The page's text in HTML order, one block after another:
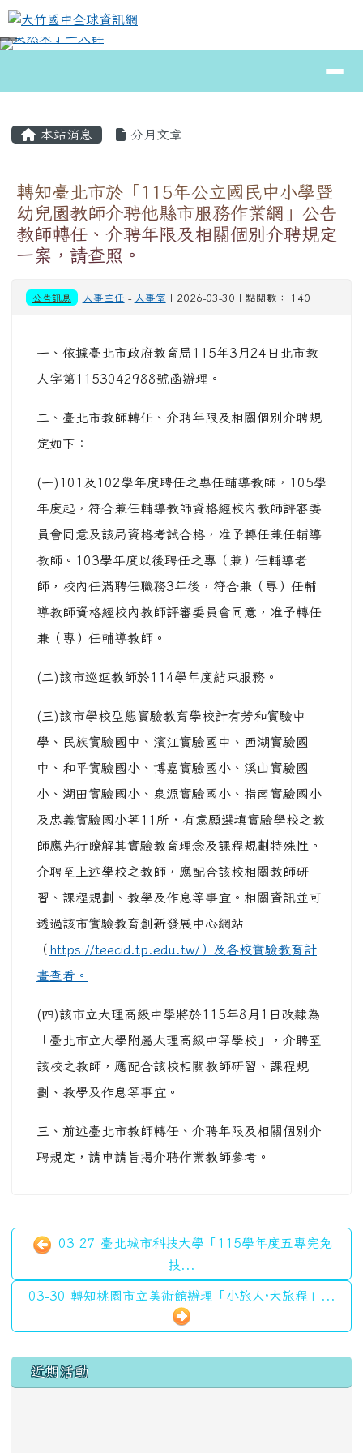
跳至主內容區
大竹國中全球資訊網
⏸
本站消息 分月文章
轉知臺北市於「115年公立國民中小學暨
幼兒園教師介聘他縣市服務作業網」公告
教師轉任、介聘年限及相關個別介聘規定
一案，請查照。
公告訊息 人事主任 - 人事室 | 2026-03-30 | 點閱數： 140
一、依據臺北市政府教育局115年3月24日北市教
人字第1153042988號函辦理。
二、臺北市教師轉任、介聘年限及相關個別介聘規
定如下：
(一)101及102學年度聘任之專任輔導教師，105學
年度起，符合兼任輔導教師資格經校內教師評審委
員會同意及該局資格考試合格，准予轉任兼任輔導
教師。103學年度以後聘任之專（兼）任輔導老
師，校內任滿聘任職務3年後，符合兼（專）任輔
導教師資格經校內教師評審委員會同意，准予轉任
兼（專）任輔導教師。
(二)該市巡迴教師於114學年度結束服務。
(三)該市學校型態實驗教育學校計有芳和實驗中
學、民族實驗國中、濱江實驗國中、西湖實驗國
中、和平實驗國小、博嘉實驗國小、溪山實驗國
小、湖田實驗國小、泉源實驗國小、指南實驗國小
及忠義實驗國小等11所，有意願選填實驗學校之教
師應先行瞭解其實驗教育理念及課程規劃特殊性。
介聘至上述學校之教師，應配合該校相關教師研
習、課程規劃、教學及作息等事宜。相關資訊並可
透過該市實驗教育創新發展中心網站
（ https://teecid.tp.edu.tw/）及各校實驗教育計
畫查看。
(四)該市立大理高級中學將於115年8月1日改隸為
「臺北市立大學附屬大理高級中等學校」，介聘至
該校之教師，應配合該校相關教師研習、課程規
劃、教學及作息等事宜。
三、前述臺北市教師轉任、介聘年限及相關個別介
聘規定，請申請旨揭介聘作業教師參考。
03-27 臺北城市科技大學「115學年度五專完免
技...
03-30 轉知桃園市立美術館辦理「小旅人·大旅程」...
左邊區域內容
近期活動